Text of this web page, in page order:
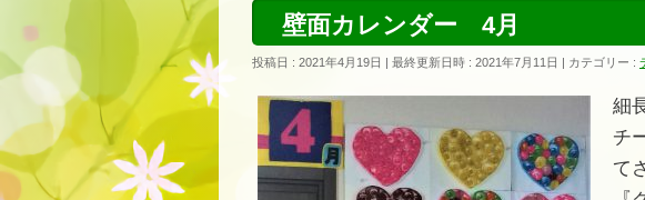
壁面カレンダー 4月
投稿日 : 2021年4月19日 最終更新日時 : 2021年7月11日 カテゴリー :
細
チ
て